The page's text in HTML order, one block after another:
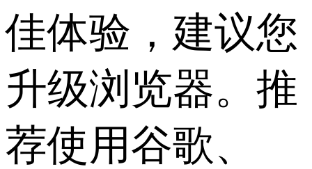
佳体验，建议您
升级浏览器。推
荐使用谷歌、